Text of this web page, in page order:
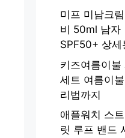
미프 미남크
비 50ml 남자
SPF50+ 상세
키즈여름이불
세트 여름이
리법까지
애플워치 스
릿 루프 밴드